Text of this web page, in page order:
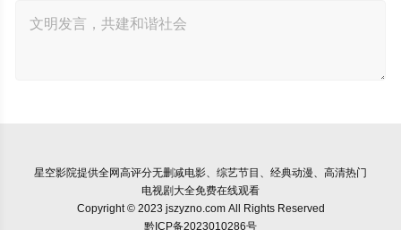
星空影院提供全网高评分无删减电影、综艺节目、经典动漫、高清热门
电视剧大全免费在线观看
Copyright © 2023 jszyzno.com All Rights Reserved
黔ICP备2023010286号